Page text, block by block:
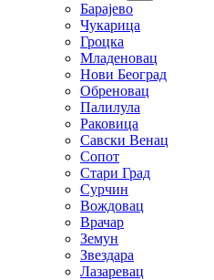
Барајево
Чукарица
Гроцка
Младеновац
Нови Београд
Обреновац
Палилула
Раковица
Савски Венац
Сопот
Стари Град
Сурчин
Вождовац
Врачар
Земун
Звездара
Лазаревац